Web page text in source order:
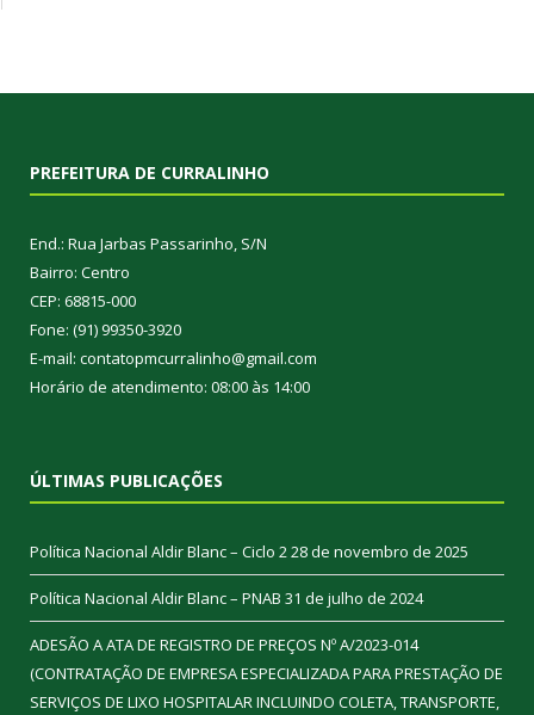
PREFEITURA DE CURRALINHO
End.: Rua Jarbas Passarinho, S/N
Bairro: Centro
CEP: 68815-000
Fone: (91) 99350-3920
E-mail: contatopmcurralinho@gmail.com
Horário de atendimento: 08:00 às 14:00
ÚLTIMAS PUBLICAÇÕES
Política Nacional Aldir Blanc – Ciclo 228 de novembro de 2025
Política Nacional Aldir Blanc – PNAB 31 de julho de 2024
ADESÃO A ATA DE REGISTRO DE PREÇOS Nº A/2023-014
(CONTRATAÇÃO DE EMPRESA ESPECIALIZADA PARA PRESTAÇÃO DE
SERVIÇOS DE LIXO HOSPITALAR INCLUINDO COLETA, TRANSPORTE,